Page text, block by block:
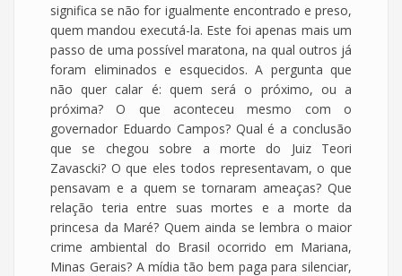
significa se não for igualmente encontrado e preso,
quem mandou executá-la. Este foi apenas mais um
passo de uma possível maratona, na qual outros já
foram eliminados e esquecidos. A pergunta que
não quer calar é: quem será o próximo, ou a
próxima? O que aconteceu mesmo com o
governador Eduardo Campos? Qual é a conclusão
que se chegou sobre a morte do Juiz Teori
Zavascki? O que eles todos representavam, o que
pensavam e a quem se tornaram ameaças? Que
relação teria entre suas mortes e a morte da
princesa da Maré? Quem ainda se lembra o maior
crime ambiental do Brasil ocorrido em Mariana,
Minas Gerais? A mídia tão bem paga para silenciar,